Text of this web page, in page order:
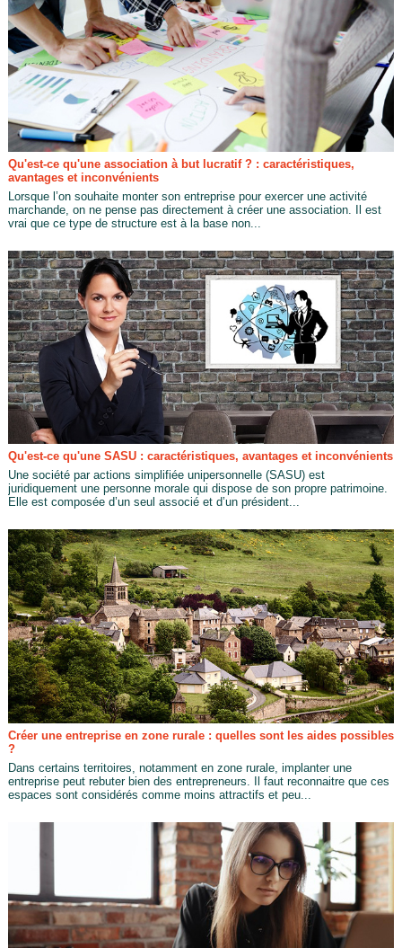
Qu'est-ce qu'une association à but lucratif ? : caractéristiques,
avantages et inconvénients
Lorsque l’on souhaite monter son entreprise pour exercer une activité
marchande, on ne pense pas directement à créer une association. Il est
vrai que ce type de structure est à la base non...
Qu'est-ce qu'une SASU : caractéristiques, avantages et inconvénients
Une société par actions simplifiée unipersonnelle (SASU) est
juridiquement une personne morale qui dispose de son propre patrimoine.
Elle est composée d’un seul associé et d’un président...
Créer une entreprise en zone rurale : quelles sont les aides possibles
?
Dans certains territoires, notamment en zone rurale, implanter une
entreprise peut rebuter bien des entrepreneurs. Il faut reconnaitre que ces
espaces sont considérés comme moins attractifs et peu...